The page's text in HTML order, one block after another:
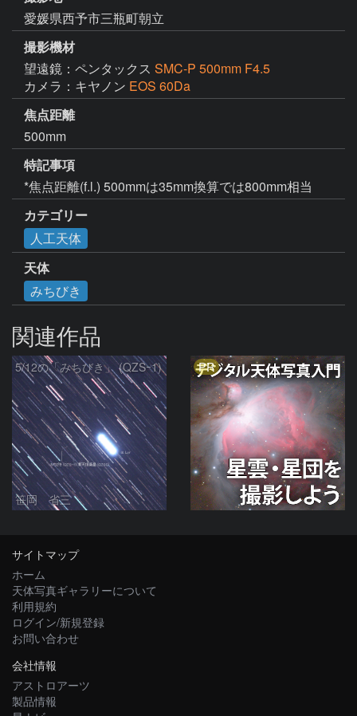
愛媛県西予市三瓶町朝立
撮影機材
望遠鏡：ペンタックス SMC-P 500mm F4.5
カメラ：キヤノン EOS 60Da
焦点距離
500mm
特記事項
*焦点距離(f.l.) 500mmは35mm換算では800mm相当
カテゴリー
人工天体
天体
みちびき
関連作品
5/12の「みちびき」 (QZSｰ1)
笹岡 省三
PR
サイトマップ
ホーム
天体写真ギャラリーについて
利用規約
ログイン/新規登録
お問い合わせ
会社情報
アストロアーツ
製品情報